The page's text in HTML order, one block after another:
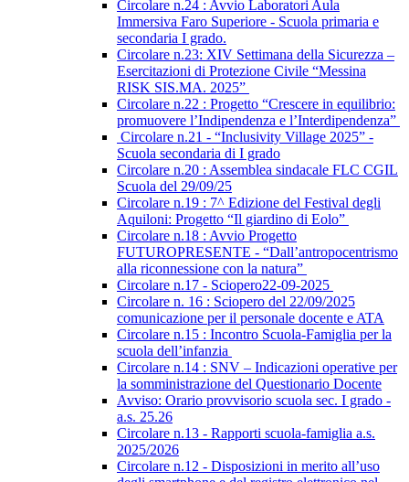
Circolare n.24 : Avvio Laboratori Aula
Immersiva Faro Superiore - Scuola primaria e
secondaria I grado.
Circolare n.23: XIV Settimana della Sicurezza –
Esercitazioni di Protezione Civile “Messina
RISK SIS.MA. 2025”
Circolare n.22 : Progetto “Crescere in equilibrio:
promuovere l’Indipendenza e l’Interdipendenza”
Circolare n.21 - “Inclusivity Village 2025” -
Scuola secondaria di I grado
Circolare n.20 : Assemblea sindacale FLC CGIL
Scuola del 29/09/25
Circolare n.19 : 7^ Edizione del Festival degli
Aquiloni: Progetto “Il giardino di Eolo”
Circolare n.18 : Avvio Progetto
FUTUROPRESENTE - “Dall’antropocentrismo
alla riconnessione con la natura”
Circolare n.17 - Sciopero22-09-2025
Circolare n. 16 : Sciopero del 22/09/2025
comunicazione per il personale docente e ATA
Circolare n.15 : Incontro Scuola-Famiglia per la
scuola dell’infanzia
Circolare n.14 : SNV – Indicazioni operative per
la somministrazione del Questionario Docente
Avviso: Orario provvisorio scuola sec. I grado -
a.s. 25.26
Circolare n.13 - Rapporti scuola-famiglia a.s.
2025/2026
Circolare n.12 - Disposizioni in merito all’uso